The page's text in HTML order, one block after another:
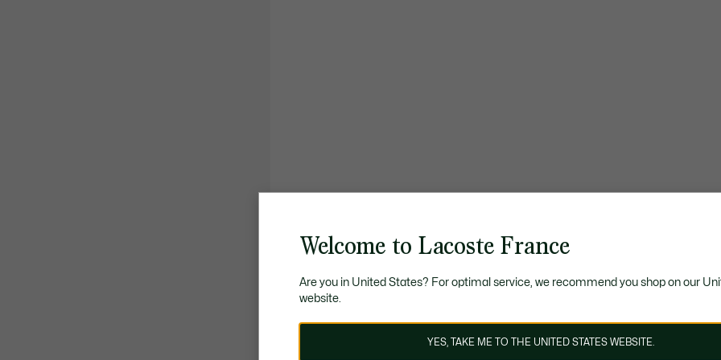
Welcome to Lacoste France
Are you in United States? For optimal service, we recommend you shop on our
website.
YES, TAKE ME TO THE UNITED STATES WEBSITE.